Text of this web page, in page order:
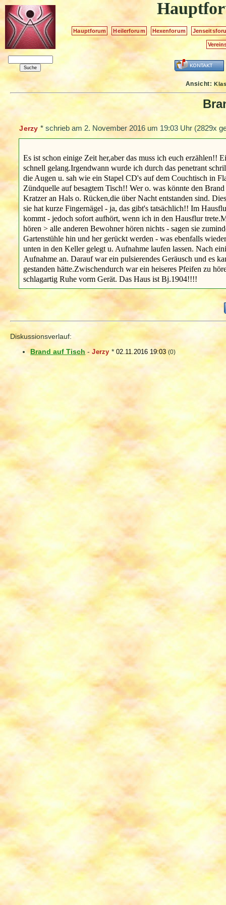
Hauptforum Heilerforum Hexenforum
Ansicht:
Jerzy* schrieb am 2. November 2016 um 19:03 Uhr(2829x
Es ist schon einige Zeit her,aber das muss ich euch erzählen!!
schnell gelang.Irgendwann wurde ich durch das penetrant
die Augen u. sah wie ein Stapel CD's auf dem Couchtisch in
Zündquelle auf besagtem Tisch!! Wer o. was könnte den
Kratzer an Hals o. Rücken,die über Nacht entstanden sind.
sie hat kurze Fingernägel - ja, das gibt's tatsächlich!! Im
kommt - jedoch sofort aufhört, wenn ich in den Hausflur
hören > alle anderen Bewohner hören nichts - sagen sie
Gartenstühle hin und her gerückt werden - was ebenfalls
unten in den Keller gelegt u. Aufnahme laufen lassen. Nach
Aufnahme an. Darauf war ein pulsierendes Geräusch und es
gestanden hätte.Zwischendurch war ein heiseres Pfeifen zu
schlagartig Ruhe vorm Gerät. Das Haus ist Bj.1904!!!!
Diskussionsverlauf:
Brand auf Tisch -Jerzy * 02.11.2016 19:03 (0)